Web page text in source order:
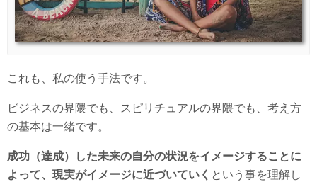
これも、私の使う手法です。
ビジネスの界隈でも、スピリチュアルの界隈でも、考え方
の基本は一緒です。
成功（達成）した未来の自分の状況をイメージすることに
よって、現実がイメージに近づいていく という事を理解し